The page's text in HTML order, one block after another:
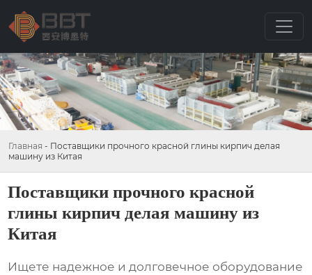
Главная - Поставщики прочного красной глины кирпич делая
машину из Китая
Поставщики прочного красной
глины кирпич делая машину из
Китая
Ищете надежное и долговечное оборудование